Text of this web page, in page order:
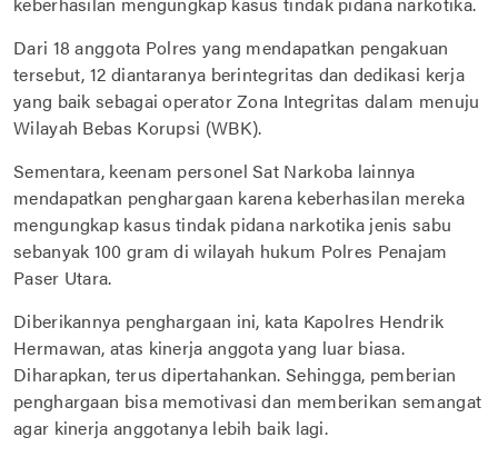
Dari 18 anggota Polres yang mendapatkan pengakuan
tersebut, 12 diantaranya berintegritas dan dedikasi kerja
yang baik sebagai operator Zona Integritas dalam menuju
Wilayah Bebas Korupsi (WBK).
Sementara, keenam personel Sat Narkoba lainnya
mendapatkan penghargaan karena keberhasilan mereka
mengungkap kasus tindak pidana narkotika jenis sabu
sebanyak 100 gram di wilayah hukum Polres Penajam
Paser Utara.
Diberikannya penghargaan ini, kata Kapolres Hendrik
Hermawan, atas kinerja anggota yang luar biasa.
Diharapkan, terus dipertahankan. Sehingga, pemberian
penghargaan bisa memotivasi dan memberikan semangat
agar kinerja anggotanya lebih baik lagi.